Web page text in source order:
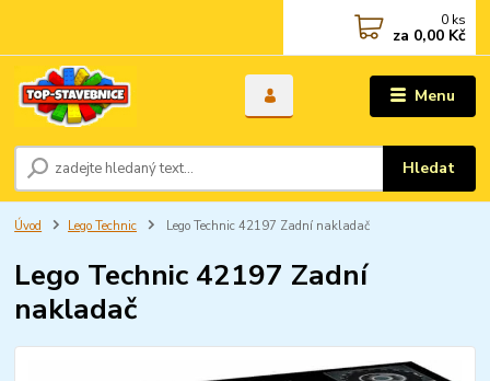
Menu
Hledat
0 ks
za 0,00 Kč
Úvod Lego Technic Lego Technic 42197 Zadní nakladač
Lego Technic 42197 Zadní
nakladač